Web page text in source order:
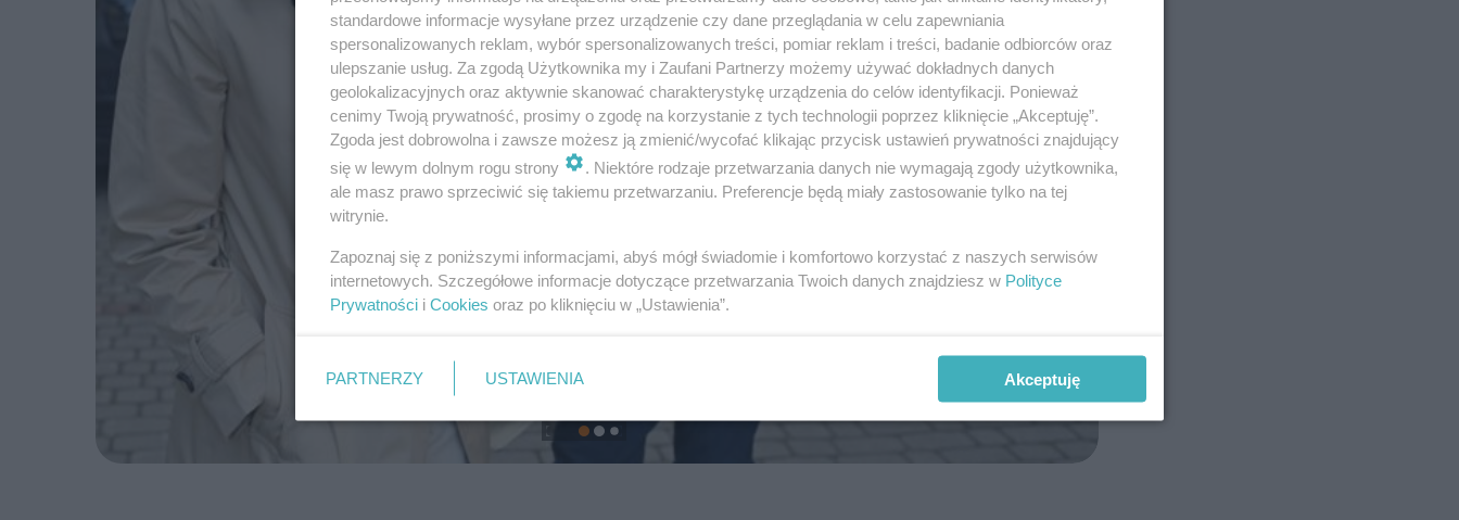
standardowe informacje wysyłane przez urządzenie czy dane przeglądania w celu zapewniania
spersonalizowanych reklam, wybór spersonalizowanych treści, pomiar reklam i treści, badanie odbiorców oraz
ulepszanie usług. Za zgodą Użytkownika my i Zaufani Partnerzy możemy używać dokładnych danych
geolokalizacyjnych oraz aktywnie skanować charakterystykę urządzenia do celów identyfikacji. Ponieważ
cenimy Twoją prywatność, prosimy o zgodę na korzystanie z tych technologii poprzez kliknięcie „Akceptuję”.
Zgoda jest dobrowolna i zawsze możesz ją zmienić/wycofać klikając przycisk ustawień prywatności znajdujący
się w lewym dolnym rogu strony
. Niektóre rodzaje przetwarzania danych nie wymagają zgody użytkownika,
ale masz prawo sprzeciwić się takiemu przetwarzaniu. Preferencje będą miały zastosowanie tylko na tej
witrynie.
Zapoznaj się z poniższymi informacjami, abyś mógł świadomie i komfortowo korzystać z naszych serwisów
internetowych. Szczegółowe informacje dotyczące przetwarzania Twoich danych znajdziesz w Polityce
Prywatności i Cookies oraz po kliknięciu w „Ustawienia”.
PARTNERZY USTAWIENIA Akceptuję